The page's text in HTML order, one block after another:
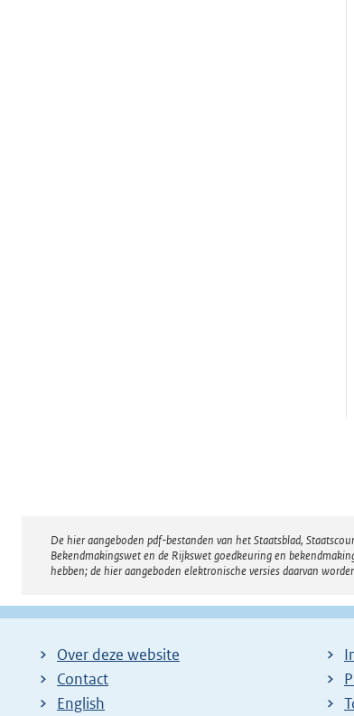
Disclaimer
De hier aangeboden pdf-bestanden van het Staatsblad,
Bekendmakingswet en de Rijkswet goedkeuring en
hebben; de hier aangeboden elektronische versies daarvan
Over deze website
Contact
English